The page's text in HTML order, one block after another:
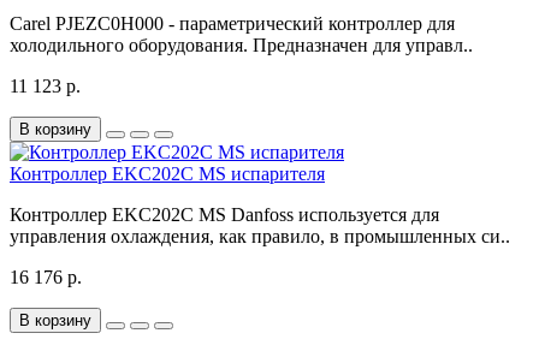
Carel PJEZC0H000 - параметрический контроллер для
холодильного оборудования. Предназначен для управл..
11 123 р.
В корзину
Контроллер EKC202C MS испарителя
Контроллер EKC202C MS Danfoss используется для
управления охлаждения, как правило, в промышленных си..
16 176 р.
В корзину